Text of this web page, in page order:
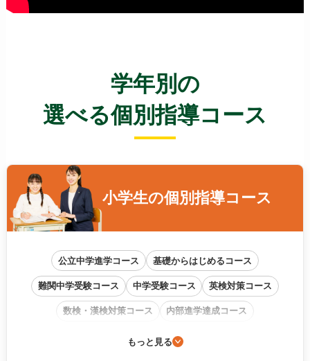
学年別の
選べる個別指導コース
小学生の個別指導コース
公立中学進学コース 基礎からはじめるコース
難関中学受験コース 中学受験コース 英検対策コース
数検・漢検対策コース 内部進学達成コース
通信教育フォローアップコース
もっと見る